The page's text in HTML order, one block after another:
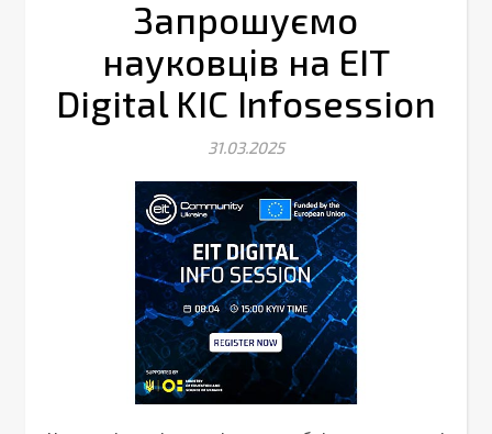
Запрошуємо
науковців на EIT
Digital KIC Infosession
31.03.2025